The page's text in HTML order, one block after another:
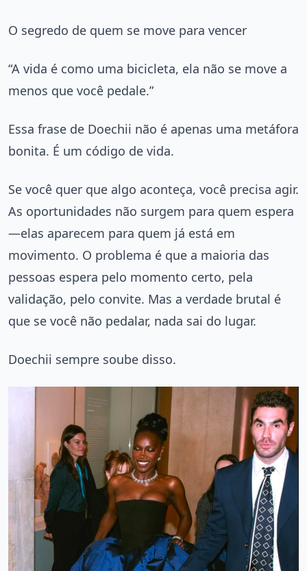
O segredo de quem se move para vencer
“A vida é como uma bicicleta, ela não se move a
menos que você pedale.”
Essa frase de Doechii não é apenas uma metáfora
bonita. É um código de vida.
Se você quer que algo aconteça, você precisa agir.
As oportunidades não surgem para quem espera
—elas aparecem para quem já está em
movimento. O problema é que a maioria das
pessoas espera pelo momento certo, pela
validação, pelo convite. Mas a verdade brutal é
que se você não pedalar, nada sai do lugar.
Doechii sempre soube disso.